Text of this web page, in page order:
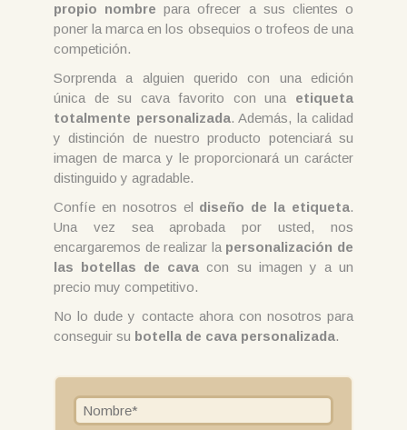
propio nombre para ofrecer a sus clientes o
poner la marca en los obsequios o trofeos de una
competición.
Sorprenda a alguien querido con una edición
única de su cava favorito con una etiqueta
totalmente personalizada. Además, la calidad
y distinción de nuestro producto potenciará su
imagen de marca y le proporcionará un carácter
distinguido y agradable.
Confíe en nosotros el diseño de la etiqueta.
Una vez sea aprobada por usted, nos
encargaremos de realizar la personalización de
las botellas de cava con su imagen y a un
precio muy competitivo.
No lo dude y contacte ahora con nosotros para
conseguir su botella de cava personalizada.